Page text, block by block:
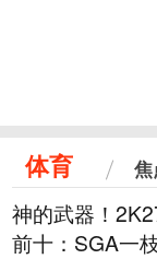
体育
神的武器！
前十：SGA一